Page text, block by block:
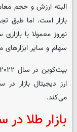
البته ارزش و حجم
بازار است. اما طبق
نوروز معمولا با
سهام و سایر ابزارهای
می‌کند.
بازار طلا